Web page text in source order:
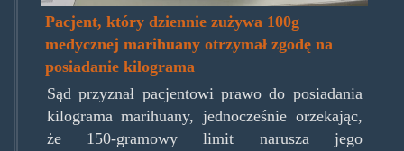
ounces-
pounds-
kilo.jpg
Pacjent, który dziennie zużywa 100g
medycznej marihuany otrzymał zgodę na
posiadanie kilograma
Sąd przyznał pacjentowi prawo do posiadania
kilograma marihuany, jednocześnie orzekając,
że 150-gramowy limit narusza jego